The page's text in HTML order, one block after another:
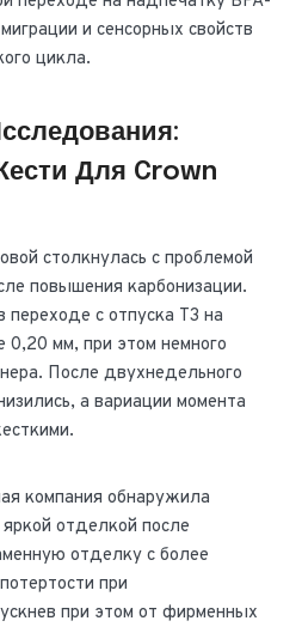
и сенсорных свойств
цикла.
Для Crown
столкнулась с проблемой
повышения карбонизации.
с отпуска T3 на
0,20 мм, при этом немного
После двухнедельного
а вариации момента
компания обнаружила
отделкой после
отделку с более
при
при этом от фирменных